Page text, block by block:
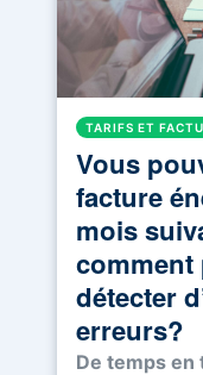
TARIFS ET
Vous
facture
mois
comment
détecter
erreurs?
De temps en